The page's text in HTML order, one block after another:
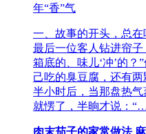
年“香”气
一、故事的开头，总在
最后一位客人钻进帘
箱底的、味儿‘冲’的？
己吃的臭豆腐，还有两
半小时后，当那盘热
就愣了，半晌才说：
肉末茄子的家常做法